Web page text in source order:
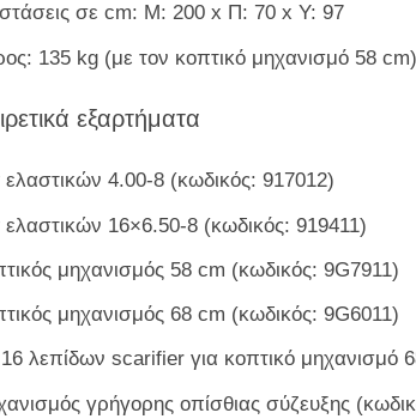
σε cm: Μ: 200 x Π: 70 x Υ: 97
135 kg (με τον κοπτικό μηχανισμό 58
εξαρτήματα
ελαστικών 4.00-8 (κωδικός: 917012)
ελαστικών 16×6.50-8 (κωδικός: 919411)
μηχανισμός 58 cm (κωδικός: 9G7911)
μηχανισμός 68 cm (κωδικός: 9G6011)
16 λεπίδων scarifier για κοπτικό μηχανισμό
γρήγορης οπίσθιας σύζευξης